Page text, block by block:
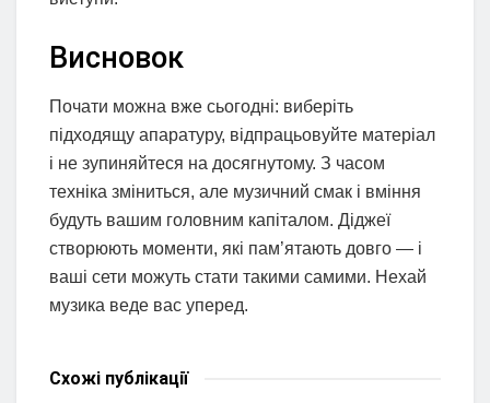
Висновок
Почати можна вже сьогодні: виберіть
підходящу апаратуру, відпрацьовуйте матеріал
і не зупиняйтеся на досягнутому. З часом
техніка зміниться, але музичний смак і вміння
будуть вашим головним капіталом. Діджеї
створюють моменти, які пам’ятають довго — і
ваші сети можуть стати такими самими. Нехай
музика веде вас уперед.
Схожі публікації